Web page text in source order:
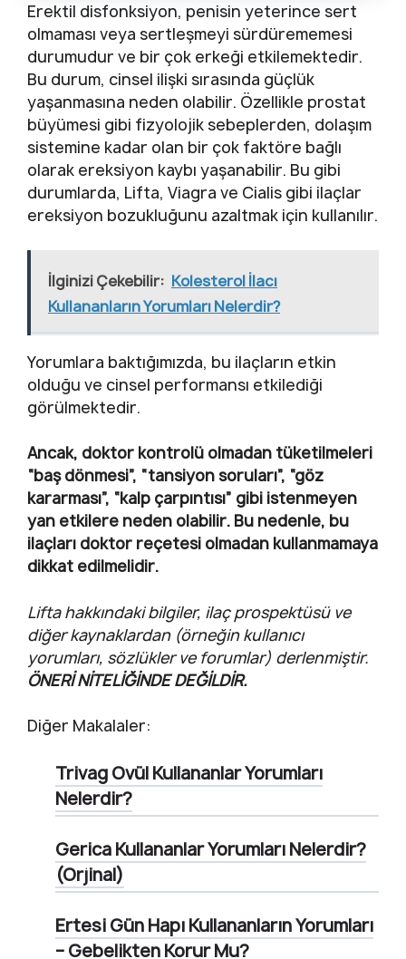
Erektil disfonksiyon, penisin yeterince sert
olmaması veya sertleşmeyi sürdürememesi
durumudur ve bir çok erkeği etkilemektedir.
Bu durum, cinsel ilişki sırasında güçlük
yaşanmasına neden olabilir. Özellikle prostat
büyümesi gibi fizyolojik sebeplerden, dolaşım
sistemine kadar olan bir çok faktöre bağlı
olarak ereksiyon kaybı yaşanabilir. Bu gibi
durumlarda, Lifta, Viagra ve Cialis gibi ilaçlar
ereksiyon bozukluğunu azaltmak için kullanılır.
İlginizi Çekebilir: Kolesterol İlacı
Kullananların Yorumları Nelerdir?
Yorumlara baktığımızda, bu ilaçların etkin
olduğu ve cinsel performansı etkilediği
görülmektedir.
Ancak, doktor kontrolü olmadan tüketilmeleri
“baş dönmesi”, “tansiyon soruları”, “göz
kararması”, “kalp çarpıntısı” gibi istenmeyen
yan etkilere neden olabilir. Bu nedenle, bu
ilaçları doktor reçetesi olmadan kullanmamaya
dikkat edilmelidir.
Lifta hakkındaki bilgiler, ilaç prospektüsü ve
diğer kaynaklardan (örneğin kullanıcı
yorumları, sözlükler ve forumlar) derlenmiştir.
ÖNERİ NİTELİĞİNDE DEĞİLDİR.
Diğer Makalaler:
Trivag Ovül Kullananlar Yorumları
Nelerdir?
Gerica Kullananlar Yorumları Nelerdir?
(Orjinal)
Ertesi Gün Hapı Kullananların Yorumları
– Gebelikten Korur Mu?